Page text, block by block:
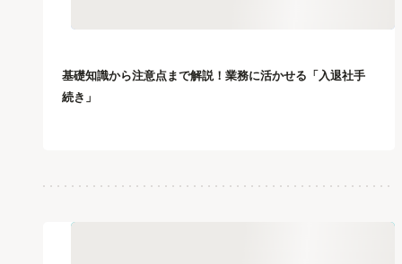
基礎知識から注意点まで解説！業務に活かせる「入退社手
続き」